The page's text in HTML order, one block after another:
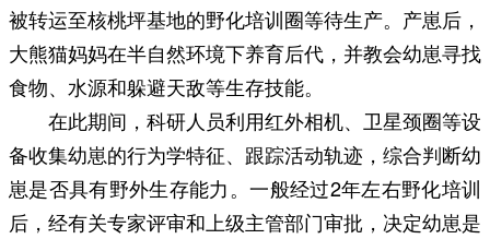
被转运至核桃坪基地的野化培训圈等待生产。产崽后，
大熊猫妈妈在半自然环境下养育后代，并教会幼崽寻找
食物、水源和躲避天敌等生存技能。
在此期间，科研人员利用红外相机、卫星颈圈等设
备收集幼崽的行为学特征、跟踪活动轨迹，综合判断幼
崽是否具有野外生存能力。一般经过2年左右野化培训
后，经有关专家评审和上级主管部门审批，决定幼崽是